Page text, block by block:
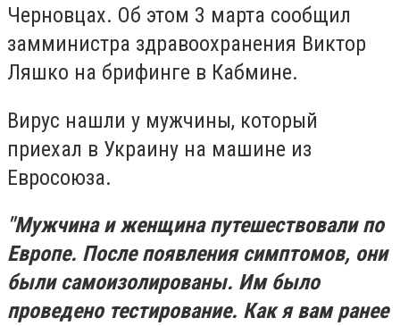
Черновцах. Об этом 3 марта сообщил
замминистра здравоохранения Виктор
Ляшко на брифинге в Кабмине.
Вирус нашли у мужчины, который
приехал в Украину на машине из
Евросоюза.
"Мужчина и женщина путешествовали по
Европе. После появления симптомов, они
были самоизолированы. Им было
проведено тестирование. Как я вам ранее